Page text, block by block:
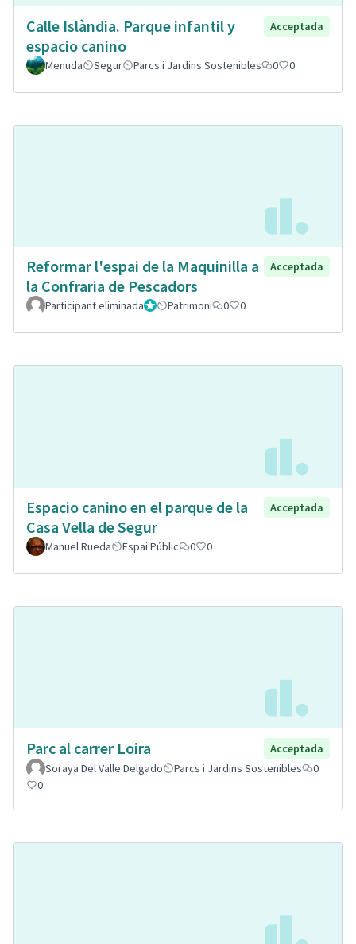
Calle Islàndia. Parque infantil y
espacio canino
Acceptada
Menuda Segur Parcs i Jardins Sostenibles 0 0
Reformar l'espai de la Maquinilla a
la Confraria de Pescadors
Acceptada
Participant eliminadaAdministrador
Patrimoni 0 0
Espacio canino en el parque de la
Casa Vella de Segur
Acceptada
Manuel Rueda Espai Públic 0 0
Parc al carrer Loira
Acceptada
Soraya Del Valle Delgado
Parcs i Jardins Sostenibles
0
0